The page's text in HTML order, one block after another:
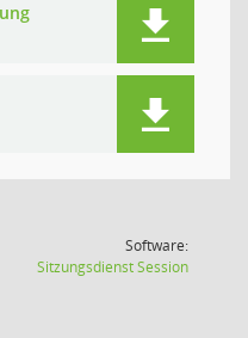
Software:
SitzungsdienstSession(Wird in